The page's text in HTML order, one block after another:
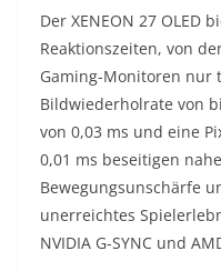
Der XENEON 27 OLED
Reaktionszeiten, von
Gaming-Monitoren nur
Bildwiederholrate von
von 0,03 ms und eine
0,01 ms beseitigen
Bewegungsunschärfe
unerreichtes
NVIDIA G-SYNC und